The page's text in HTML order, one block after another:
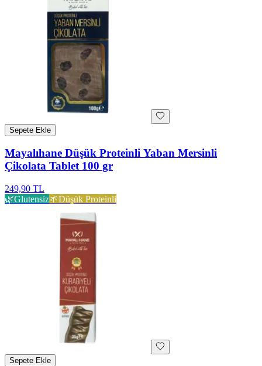
Sepete Ekle
Mayalıhane Düşük Proteinli Yaban Mersinli
Çikolata Tablet 100 gr
249,90 TL
🌿Glutensiz🌱Düşük Proteinli
Sepete Ekle